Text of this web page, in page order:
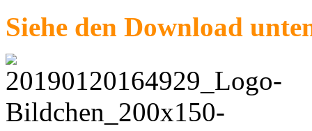
Siehe den Download